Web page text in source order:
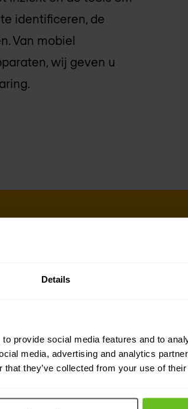
Details
provide social media features and to
media, advertising and analytics
they’ve collected from your use of their
identificeren, de
Van mobiel
wij geven u
van